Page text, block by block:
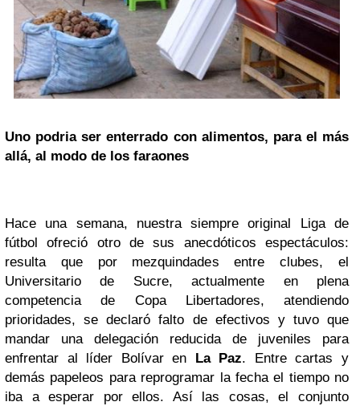
Uno podria ser enterrado con alimentos, para el más
allá, al modo de los faraones
Hace una semana, nuestra siempre original Liga de
fútbol ofreció otro de sus anecdóticos espectáculos:
resulta que por mezquindades entre clubes, el
Universitario de Sucre, actualmente en plena
competencia de Copa Libertadores, atendiendo
prioridades, se declaró falto de efectivos y tuvo que
mandar una delegación reducida de juveniles para
enfrentar al líder Bolívar en La Paz. Entre cartas y
demás papeleos para reprogramar la fecha el tiempo no
iba a esperar por ellos. Así las cosas, el conjunto